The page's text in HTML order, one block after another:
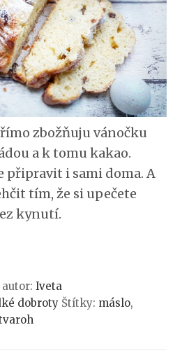
zbožňuju vánočku
a k tomu kakao.
připravit i sami doma. A
tím, že si upečete
kynutí.
autor:Iveta
dobroty Štítky: máslo,